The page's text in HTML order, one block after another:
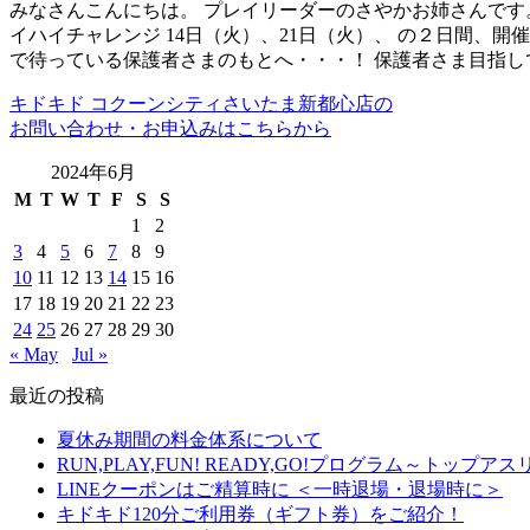
みなさんこんにちは。 プレイリーダーのさやかお姉さんで
イハイチャレンジ 14日（火）、21日（火）、 の２日間、
で待っている保護者さまのもとへ・・・！ 保護者さま目指
キドキド コクーンシティさいたま新都心店の
お問い合わせ・お申込みはこちらから
2024年6月
M T W T F S
S
1
2
3
4 5 6 7 8
9
10 11 12 13 14 15 16
17 18 19 20 21 22 23
24 25 26 27 28 29 30
« May
Jul »
最近の投稿
夏休み期間の料金体系について
RUN,PLAY,FUN! READY,GO!プログラム～トップア
LINEクーポンはご精算時に ＜一時退場・退場時に＞
キドキド120分ご利用券（ギフト券）をご紹介！